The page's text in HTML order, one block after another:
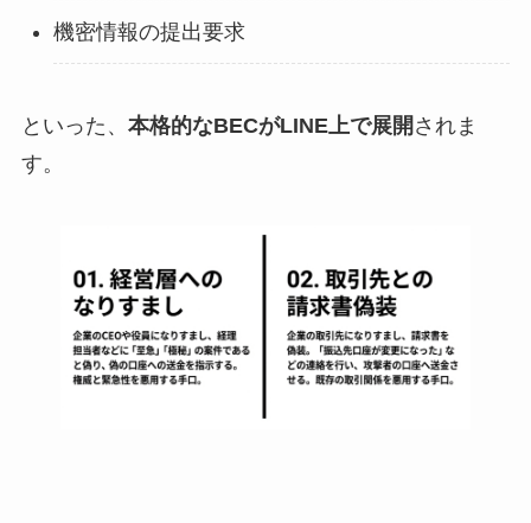
機密情報の提出要求
といった、 本格的なBECがLINE上で展開 されま
す。